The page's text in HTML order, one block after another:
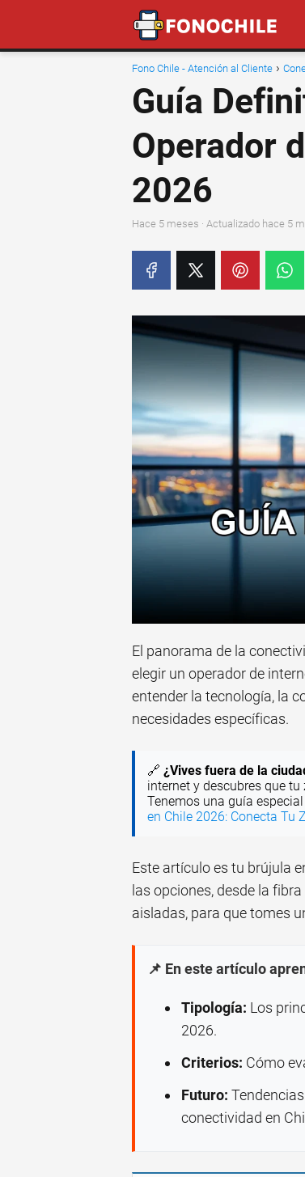
Fono Chile - Atención al Cliente
Guía
Operador
2026
hace 5 meses · Actualizado hace 5
El panorama de la
elegir un operador de
entender la tecnología, la
necesidades específicas.
🔗 ¿Vives fuera de la
internet y descubres que
Tenemos una guía
en Chile 2026: Conecta Tu
Este artículo es tu brújula
las opciones, desde la
aisladas, para que tomes
📌 En este artículo
Tipología: Los
2026.
Criterios: Cómo
Futuro:
conectividad en